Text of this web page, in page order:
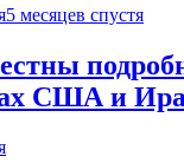
5 месяцев спустя
США и